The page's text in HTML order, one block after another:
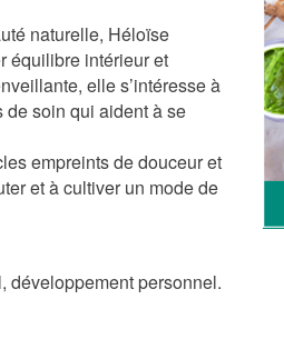
naturelle, Héloïse
équilibre intérieur et
elle s’intéresse à
de soin qui aident à se
empreints de douceur et
et à cultiver un mode de
développement personnel.